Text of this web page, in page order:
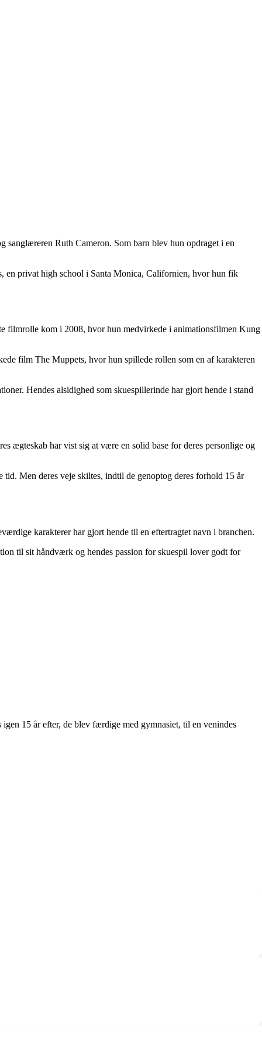
Ruth Cameron. Som barn blev hun opdraget i en
en privat high school i Santa Monica, Californien, hvor hun fik
filmrolle kom i 2008, hvor hun medvirkede i animationsfilmen Kung
film The Muppets, hvor hun spillede rollen som en af karakteren
Hendes alsidighed som skuespillerinde har gjort hende i stand
ægteskab har vist sig at være en solid base for deres personlige og
Men deres veje skiltes, indtil de genoptog deres forhold 15 år
karakterer har gjort hende til en eftertragtet navn i branchen.
til sit håndværk og hendes passion for skuespil lover godt for
15 år efter, de blev færdige med gymnasiet, til en venindes